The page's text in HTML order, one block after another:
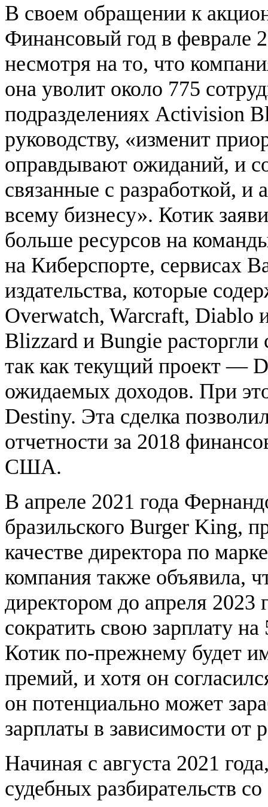
В своем обращении к
Финансовый год в феврале
несмотря на то, что
она уволит около 775
подразделениях Activision
руководству, «изменит
оправдывают ожиданий, и
связанные с разработкой,
всему бизнесу». Котик
больше ресурсов на
на Киберспорте, сервисах
издательства, которые
Overwatch, Warcraft, Diablo
Blizzard и Bungie расторгли
так как текущий проект —
ожидаемых доходов. При
Destiny. Эта сделка
отчетности за 2018
США.
В апреле 2021 года
бразильского Burger King,
качестве директора по
компания также объявила,
директором до апреля 2023
сократить свою зарплату
Котик по-прежнему будет
премий, и хотя он
он потенциально может
зарплаты в зависимости от
Начиная с августа 2021
судебных разбирательств